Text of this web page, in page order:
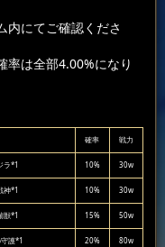
にてご確認くださ
は全部4.00%になり
確率 戦力
ラ*1 10% 30w
神*1 10% 30w
獣*1 15% 50w
護*1 20% 80w